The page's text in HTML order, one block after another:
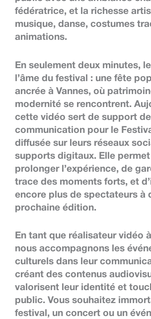
fédératrice, et la richesse
musique, danse, costumes
animations.
En seulement deux minutes,
l’âme du festival : une fête
ancrée à Vannes, où
modernité se rencontrent.
cette vidéo sert de support de
communication pour le
diffusée sur leurs réseaux
supports digitaux. Elle
prolonger l’expérience, de
trace des moments forts, et
encore plus de spectateurs à
prochaine édition.
En tant que réalisateur vidéo
nous accompagnons les
culturels dans leur
créant des contenus
valorisent leur identité et
public. Vous souhaitez
festival, un concert ou un